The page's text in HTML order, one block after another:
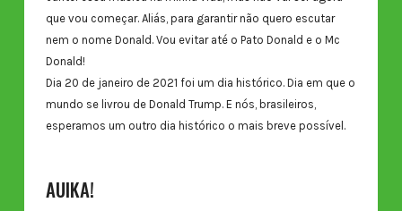
que vou começar. Aliás, para garantir não quero escutar
nem o nome Donald. Vou evitar até o Pato Donald e o Mc
Donald!
Dia 20 de janeiro de 2021 foi um dia histórico. Dia em que o
mundo se livrou de Donald Trump. E nós, brasileiros,
esperamos um outro dia histórico o mais breve possível.
AUIKA!